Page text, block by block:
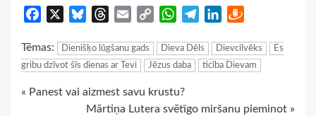
Facebook BlueskyThreads
Email
Copy
WhatsApp
TelegramLinkedIn
Tēmas: Dienišķo lūgšanu gads Dieva Dēls Dievcilvēks
Es
gribu dzīvot šīs dienas ar Tevi
Jēzus daba ticība Dievam
Continue
« Panest vai aizmest savu krustu?
Mārtiņa Lutera svētīgo miršanu pieminot »